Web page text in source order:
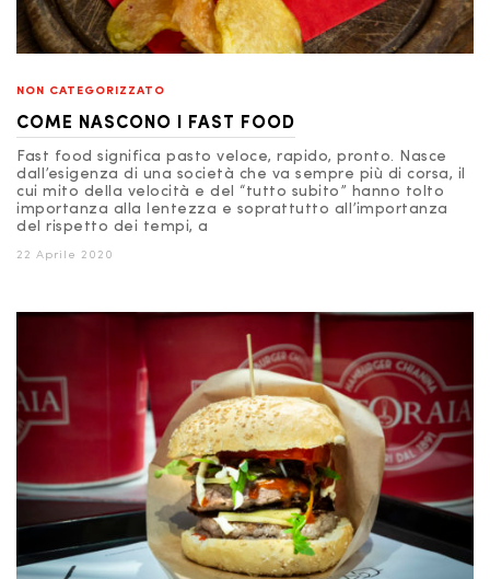
NON CATEGORIZZATO
COME NASCONO I FAST FOOD
Fast food significa pasto veloce, rapido, pronto. Nasce
dall’esigenza di una società che va sempre più di corsa, il
cui mito della velocità e del “tutto subito” hanno tolto
importanza alla lentezza e soprattutto all’importanza
del rispetto dei tempi, a
22 Aprile 2020